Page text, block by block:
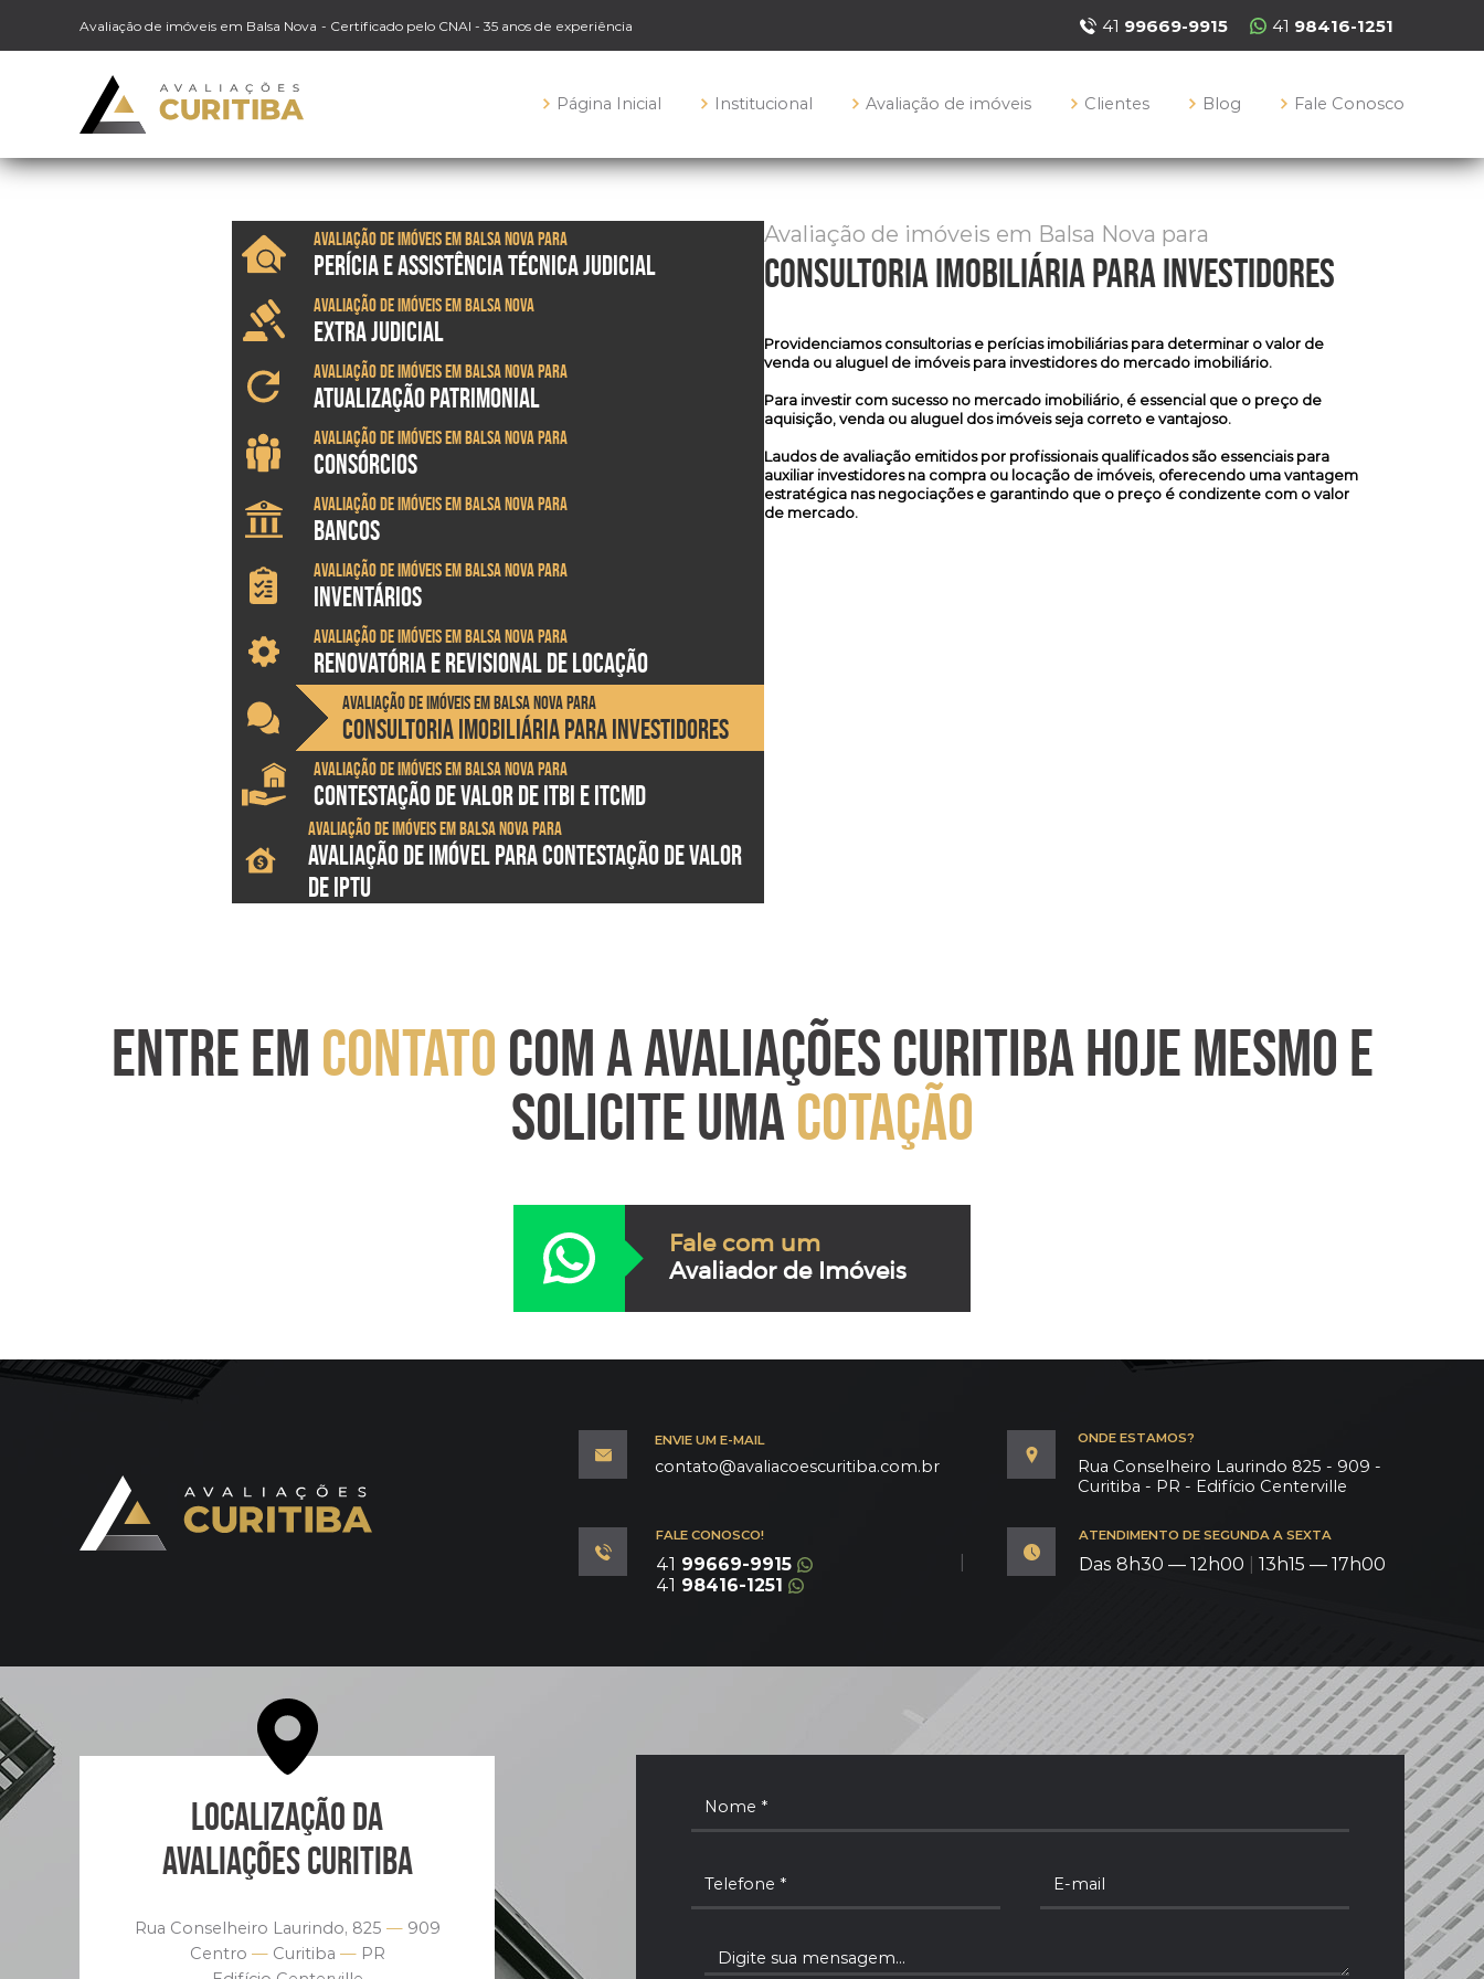
Avaliação de imóveis em Balsa Nova - Certificado pelo CNAI - 35 anos de experiência 41 99669-9915 41 98416-1251
Página Inicial Institucional Avaliação de imóveis Clientes Blog Fale Conosco
Avaliação de imóveis em Balsa Nova para
PERÍCIA E ASSISTÊNCIA TÉCNICA JUDICIAL
Avaliação de imóveis em Balsa Nova
EXTRA JUDICIAL
Avaliação de imóveis em Balsa Nova para
ATUALIZAÇÃO PATRIMONIAL
Avaliação de imóveis em Balsa Nova para
CONSÓRCIOS
Avaliação de imóveis em Balsa Nova para
BANCOS
Avaliação de imóveis em Balsa Nova para
INVENTÁRIOS
Avaliação de imóveis em Balsa Nova para
RENOVATÓRIA E REVISIONAL DE LOCAÇÃO
Avaliação de imóveis em Balsa Nova para
CONSULTORIA IMOBILIÁRIA PARA INVESTIDORES
Avaliação de imóveis em Balsa Nova para
CONTESTAÇÃO DE VALOR DE ITBI E ITCMD
Avaliação de imóveis em Balsa Nova para
AVALIAÇÃO DE IMÓVEL PARA CONTESTAÇÃO DE VALOR
DE IPTU
Avaliação de imóveis em Balsa Nova para
consultoria imobiliária para investidores
Providenciamos consultorias e perícias imobiliárias para determinar o valor de
venda ou aluguel de imóveis para investidores do mercado imobiliário.
Para investir com sucesso no mercado imobiliário, é essencial que o preço de
aquisição, venda ou aluguel dos imóveis seja correto e vantajoso.
Laudos de avaliação emitidos por profissionais qualificados são essenciais para
auxiliar investidores na compra ou locação de imóveis, oferecendo uma vantagem
estratégica nas negociações e garantindo que o preço é condizente com o valor
de mercado.
ENTRE EM CONTATO COM A AVALIAÇÕES CURITIBA HOJE MESMO E
SOLICITE UMACOTAÇÃO
Fale com um
Avaliador de Imóveis
ENVIE UM E-MAIL
contato@avaliacoescuritiba.com.br
ONDE ESTAMOS?
Rua Conselheiro Laurindo 825 - 909 -
Curitiba - PR - Edifício Centerville
FALE CONOSCO!
41 99669-9915
41 98416-1251
ATENDIMENTO DE SEGUNDA A SEXTA
Das 8h30 — 12h00 13h15 — 17h00
LOCALIZAÇÃO DA
AVALIAÇÕES CURITIBA
Rua Conselheiro Laurindo, 825 —909
Centro —Curitiba —PR